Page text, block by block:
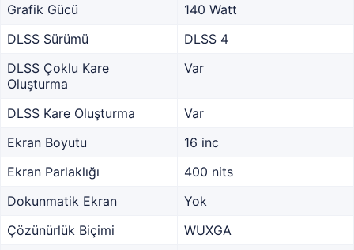
Grafik Gücü
140 Watt
DLSS Sürümü
DLSS 4
DLSS Çoklu Kare
Oluşturma
Var
DLSS Kare Oluşturma
Var
Ekran Boyutu
16 inc
Ekran Parlaklığı
400 nits
Dokunmatik Ekran
Yok
Çözünürlük Biçimi
WUXGA